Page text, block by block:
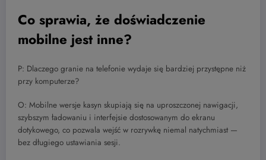
Co sprawia, że doświadczenie
mobilne jest inne?
P: Dlaczego granie na telefonie wydaje się bardziej przystępne niż
przy komputerze?
O: Mobilne wersje kasyn skupiają się na uproszczonej nawigacji,
szybszym ładowaniu i interfejsie dostosowanym do ekranu
dotykowego, co pozwala wejść w rozrywkę niemal natychmiast —
bez długiego ustawiania sesji.